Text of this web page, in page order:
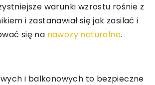
warunki wzrostu rośnie z
i zastanawiał się jak zasilać i
się na nawozy naturalne.
i balkonowych to bezpieczne